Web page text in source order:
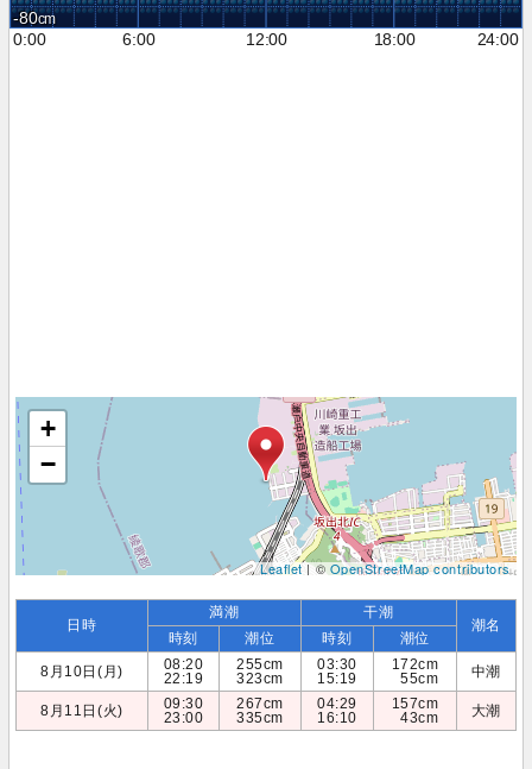
-80
0:00
6:00 12:00 18:00 24:00
+
−
Leaflet| ©OpenStreetMap contributors
日時
満潮 干潮
潮名
時刻 潮位 時刻
潮位
8月10日(月)
08:20
22:19
255cm
323cm
03:30
15:19
172cm
55cm
中潮
8月11日(火)
09:30
23:00
267cm
335cm
04:29
16:10
157cm
43cm
大潮